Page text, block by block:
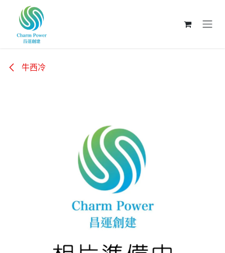
跳至內容
牛西冷